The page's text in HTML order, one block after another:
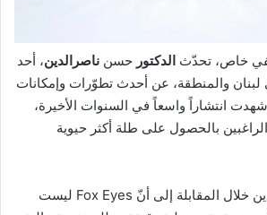
خاص، تحدّث الدكتور حسن ناصرالدين، أحد
لبنان والمنطقة، عن أحدث تطوّرات وإمكانات
شهدت انتشاراً واسعاً في السنوات الأخيرة،
بالحصول على طلة أكثر حيوية
وأشار الدكتور ناصرالدين خلال المقابلة إلى أنّ Fox Eyes ليست